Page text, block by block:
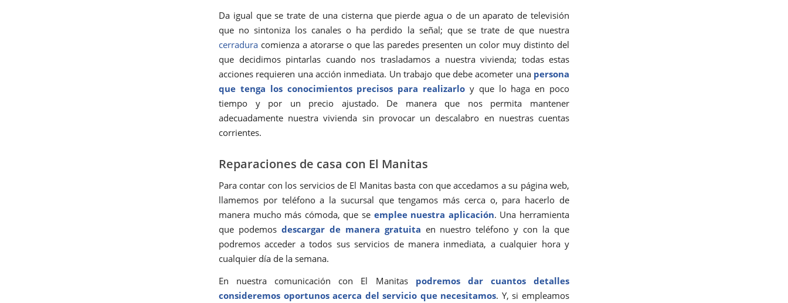
Da igual que se trate de una cisterna que pierde agua o de un aparato de televisión
que no sintoniza los canales o ha perdido la señal; que se trate de que nuestra
cerradura comienza a atorarse o que las paredes presenten un color muy distinto del
que decidimos pintarlas cuando nos trasladamos a nuestra vivienda; todas estas
acciones requieren una acción inmediata. Un trabajo que debe acometer una persona
que tenga los conocimientos precisos para realizarlo y que lo haga en poco
tiempo y por un precio ajustado. De manera que nos permita mantener
adecuadamente nuestra vivienda sin provocar un descalabro en nuestras cuentas
corrientes.
Reparaciones de casa con El Manitas
Para contar con los servicios de El Manitas basta con que accedamos a su página web,
llamemos por teléfono a la sucursal que tengamos más cerca o, para hacerlo de
manera mucho más cómoda, que se emplee nuestra aplicación. Una herramienta
que podemos descargar de manera gratuita en nuestro teléfono y con la que
podremos acceder a todos sus servicios de manera inmediata, a cualquier hora y
cualquier día de la semana.
En nuestra comunicación con El Manitas podremos dar cuantos detalles
consideremos oportunos acerca del servicio que necesitamos. Y, si empleamos